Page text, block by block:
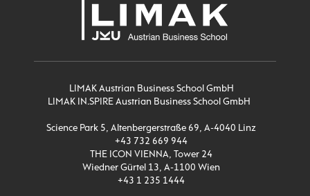
LIMAK Austrian Business School GmbH
LIMAK IN.SPIRE Austrian Business School GmbH
Science Park 5, Altenbergerstraße 69, A-4040 Linz
+43 732 669 944
THE ICON VIENNA, Tower 24
Wiedner Gürtel 13, A-1100 Wien
+43 1 235 1444